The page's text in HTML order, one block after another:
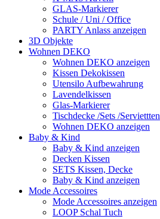
GLAS-Markierer
Schule / Uni / Office
PARTY Anlass anzeigen
3D Objekte
Wohnen DEKO
Wohnen DEKO anzeigen
Kissen Dekokissen
Utensilo Aufbewahrung
Lavendelkissen
Glas-Markierer
Tischdecke /Sets /Serviettten
Wohnen DEKO anzeigen
Baby & Kind
Baby & Kind anzeigen
Decken Kissen
SETS Kissen, Decke
Baby & Kind anzeigen
Mode Accessoires
Mode Accessoires anzeigen
LOOP Schal Tuch